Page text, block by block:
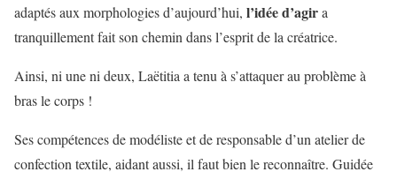
adaptés aux morphologies d’aujourd’hui, l’idée d’agira
tranquillement fait son chemin dans l’esprit de la créatrice.
Ainsi, ni une ni deux, Laëtitia a tenu à s’attaquer au problème à
bras le corps !
Ses compétences de modéliste et de responsable d’un atelier de
confection textile, aidant aussi, il faut bien le reconnaître. Guidée